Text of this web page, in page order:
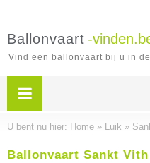
Ballonvaart -
Vind een ballonvaart bij u in
U bent nu hier: Home » Luik »
Ballonvaart Sankt Vith